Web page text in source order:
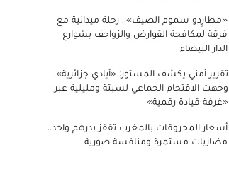
«مطارِدو سموم الصيف».. رحلة ميدانية مع
فرقة لمكافحة القوارض والزواحف بشوارع
الدار البيضاء
تقرير أمني يكشف المستور: «أيادي جزائرية»
وجهت الاقتحام الجماعي لسبتة ومليلية عبر
«غرفة قيادة رقمية»
أسعار المحروقات بالمغرب تقفز بدرهم واحد..
مضاربات مستمرة ومنافسة صورية